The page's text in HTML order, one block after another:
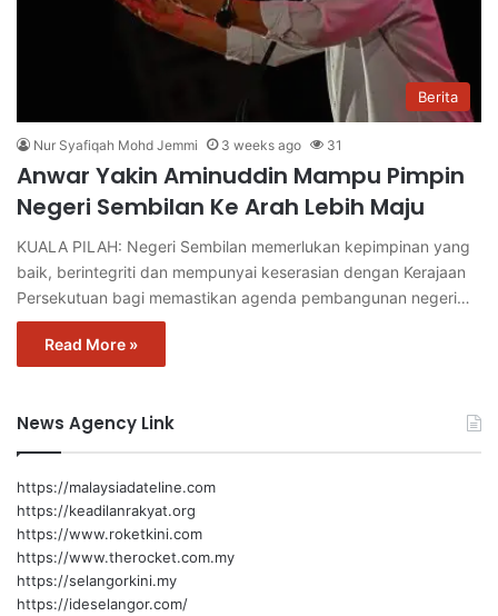
Berita
Nur Syafiqah Mohd Jemmi 3 weeks ago 31
Anwar Yakin Aminuddin Mampu Pimpin
Negeri Sembilan Ke Arah Lebih Maju
KUALA PILAH: Negeri Sembilan memerlukan kepimpinan yang
baik, berintegriti dan mempunyai keserasian dengan Kerajaan
Persekutuan bagi memastikan agenda pembangunan negeri…
Read More »
News Agency Link
https://malaysiadateline.com
https://keadilanrakyat.org
https://www.roketkini.com
https://www.therocket.com.my
https://selangorkini.my
https://ideselangor.com/